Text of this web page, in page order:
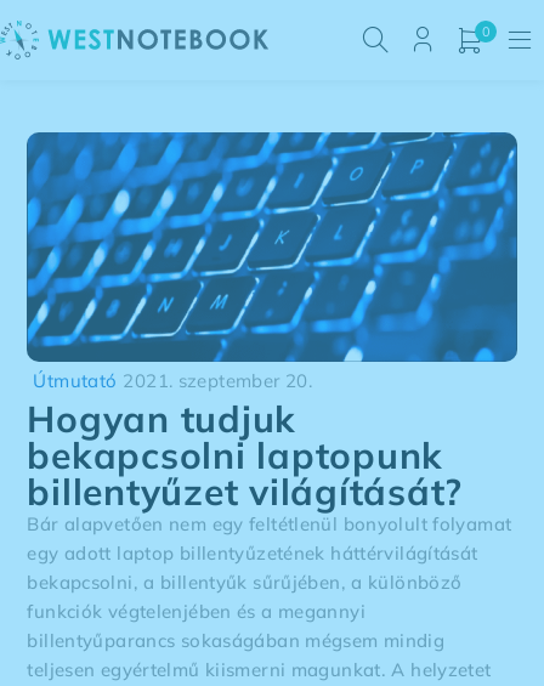
0
Útmutató 2021. szeptember 20.
Hogyan tudjuk
bekapcsolni laptopunk
billentyűzet világítását?
Bár alapvetően nem egy feltétlenül bonyolult folyamat
egy adott laptop billentyűzetének háttérvilágítását
bekapcsolni, a billentyűk sűrűjében, a különböző
funkciók végtelenjében és a megannyi
billentyűparancs sokaságában mégsem mindig
teljesen egyértelmű kiismerni magunkat. A helyzetet